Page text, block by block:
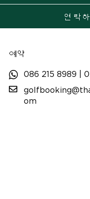
연락
예약
086 215 8989 |
om